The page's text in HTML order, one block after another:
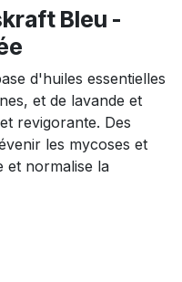
Bleu -
d'huiles essentielles
et de lavande et
revigorante. Des
les mycoses et
et normalise la